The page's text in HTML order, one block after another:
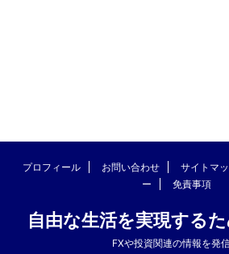
プロフィール お問い合わせ サイトマ
ー
免責事項
自由な生活を実現する
FXや投資関連の情報を発